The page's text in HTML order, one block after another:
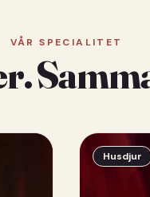
VÅR SPECIALITET
Husdjur